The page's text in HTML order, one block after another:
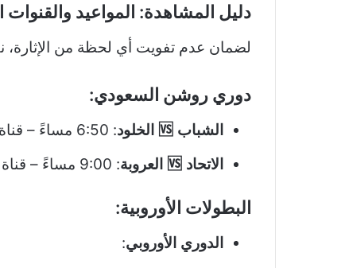
دليل المشاهدة: المواعيد والقنوات
لضمان عدم تفويت أي لحظة من الإثارة،
دوري روشن السعودي:
الشباب 🆚 الخلود : 6:50 مساءً – قناة
الاتحاد 🆚 العروبة
: 9:00 مساءً – قناة
البطولات الأوروبية:
الدوري الأوروبي: